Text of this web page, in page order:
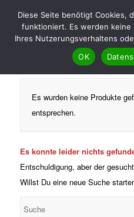
Es wurden keine Produkte
entsprechen.
Es konnte leider nichts
Entschuldigung, aber der
Willst Du eine neue Suche
Diese Seite benötigt Cookies,
funktioniert. Es werden keine
Ihres Nutzerungsverhaltens
OK